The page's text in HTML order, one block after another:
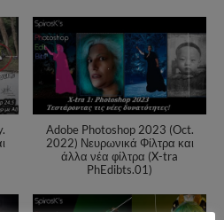
Adobe Photoshop 2023 (Oct.
2022) Νευρωνικά Φίλτρα και
άλλα νέα φίλτρα (X-tra
PhEdibts.01)